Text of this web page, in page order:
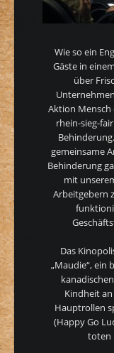
Wie so ein
Gäste in
über
Aktion
rhein-sieg-
gemeinsame
Behinderung
mit
Arbeitgebern
Das
„Maudie“, ein
Kindheit
Hauptrollen
(Happy Go
toten